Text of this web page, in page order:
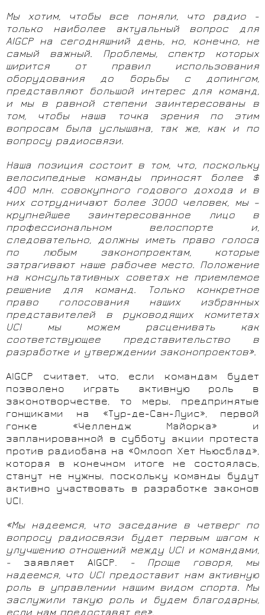
Мы хотим, чтобы все поняли, что радио -
только наиболее актуальный вопрос для
AIGCP на сегодняшний день, но, конечно, не
самый важный. Проблемы, спектр которых
ширится от правил использования
оборудования до борьбы с допингом,
представляют большой интерес для команд,
и мы в равной степени заинтересованы в
том, чтобы наша точка зрения по этим
вопросам была услышана, так же, как и по
вопросу радиосвязи.
Наша позиция состоит в том, что, поскольку
велосипедные команды приносят более $
400 млн. совокупного годового дохода и в
них сотрудничают более 3000 человек, мы –
крупнейшее заинтересованное лицо в
профессиональном велоспорте и,
следовательно, должны иметь право голоса
по любым законопроектам, которые
затрагивают наше рабочее место. Положение
на консультативных советах не приемлемое
решение для команд. Только конкретное
право голосования наших избранных
представителей в руководящих комитетах
UCI мы можем расценивать как
соответствующее представительство в
разработке и утверждении законопроектов».
AIGCP считает, что, если командам будет
позволено играть активную роль в
законотворчестве, то меры, предпринятые
гонщиками на «Тур-де-Сан-Луис», первой
гонке «Челлендж Майорка» и
запланированной в субботу акции протеста
против радиобана на «Омлооп Хет Ньюсблад»,
которая в конечном итоге не состоялась,
станут не нужны, поскольку команды будут
активно участвовать в разработке законов
UCI.
«Мы надеемся, что заседание в четверг по
вопросу радиосвязи будет первым шагом к
улучшению отношений между UCI и командами,
- заявляет AIGCP.
- Проще говоря, мы
надеемся, что UCI предоставит нам активную
роль в управлении нашим видом спорта. Мы
заслужили такую роль и будем благодарны,